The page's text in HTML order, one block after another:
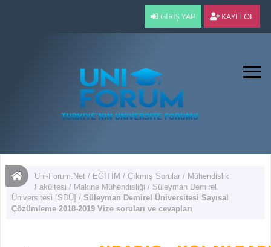
GIRIŞ YAP KAYIT OL
Uni-Forum.Net / EĞİTİM /Çıkmış Sorular / Mühendislik
Fakültesi / Makine Mühendisliği / Süleyman Demirel
Üniversitesi [SDÜ] /Süleyman Demirel Üniversitesi Sayısal
Çözümleme 2018-2019 Vize soruları ve cevapları